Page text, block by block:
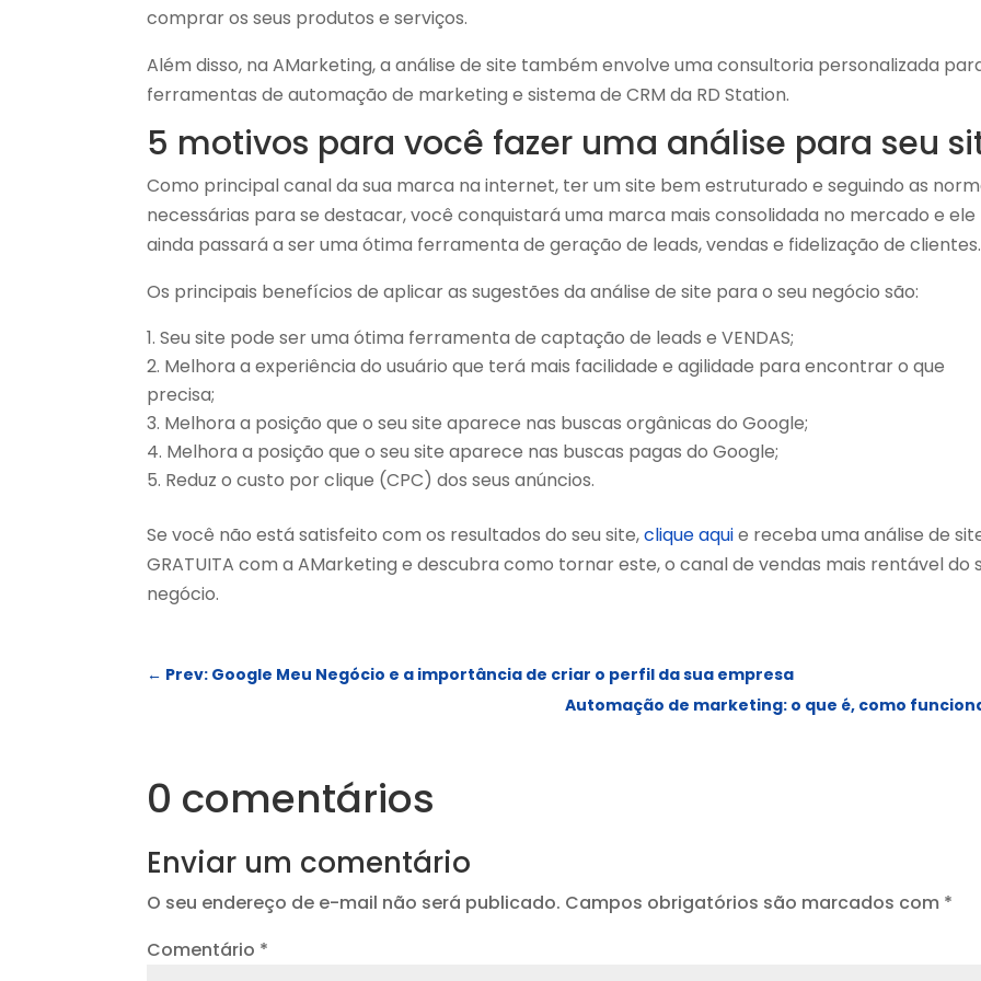
comprar os seus produtos e serviços.
Além disso, na AMarketing, a análise de site também envolve uma consultoria personalizada
ferramentas de automação de marketing e sistema de CRM da RD Station.
5 motivos para você fazer uma análise para seu
Como principal canal da sua marca na internet, ter um site bem estruturado e seguindo as
necessárias para se destacar, você conquistará uma marca mais consolidada no mercado e ele
ainda passará a ser uma ótima ferramenta de geração de leads, vendas e fidelização de clientes.
Os principais benefícios de aplicar as sugestões da análise de site para o seu negócio são:
Seu site pode ser uma ótima ferramenta de captação de leads e VENDAS;
Melhora a experiência do usuário que terá mais facilidade e agilidade para encontrar o que
precisa;
Melhora a posição que o seu site aparece nas buscas orgânicas do Google;
Melhora a posição que o seu site aparece nas buscas pagas do Google;
Reduz o custo por clique (CPC) dos seus anúncios.
Se você não está satisfeito com os resultados do seu site,clique aquie receba uma análise de
GRATUITA com a AMarketing e descubra como tornar este, o canal de vendas mais rentável do
negócio.
← Prev: Google Meu Negócio e a importância de criar o perfil da sua empresa
Automação de marketing: o que é, como
0 comentários
Enviar um comentário
O seu endereço de e-mail não será publicado. Campos obrigatórios são marcados com *
Comentário *